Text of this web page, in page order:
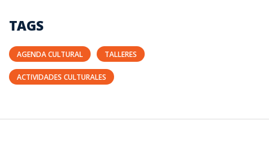
TAGS
AGENDA CULTURAL TALLERES
ACTIVIDADES CULTURALES